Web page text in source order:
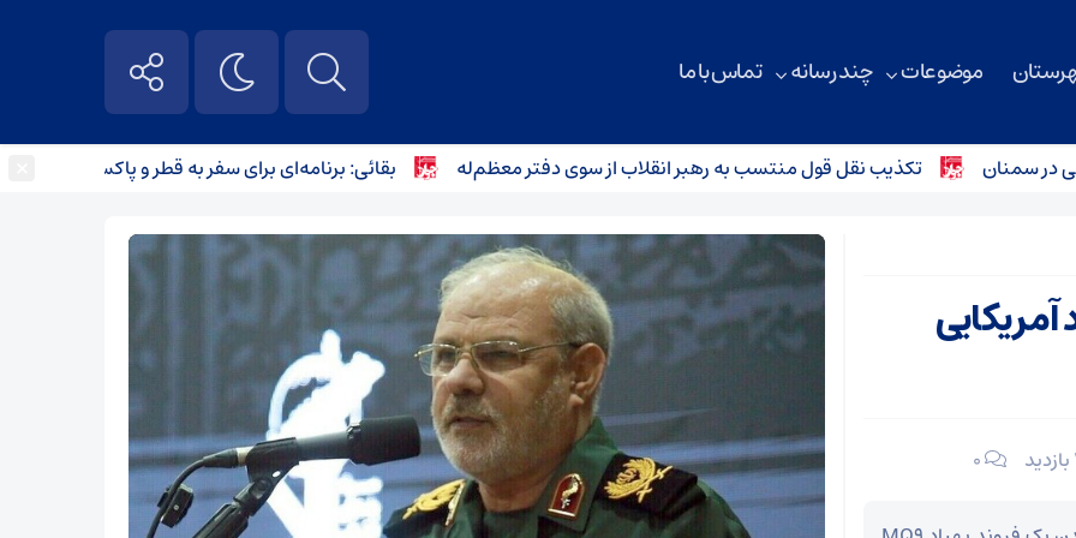
موضوعات چند رسانه تماس با ما
تکذیب نقل قول منتسب به رهبر انقلاب از سوی دفتر معظم‌له بقائی: برنامه‌ای برای سفر به قطر و پاکستان نداریم
۰